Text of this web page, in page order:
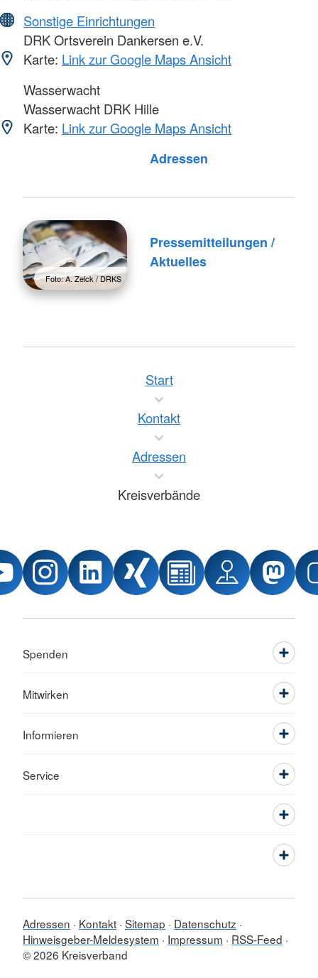
Sonstige Einrichtungen
DRK Ortsverein Dankersen e.V.
Karte: Link zur Google Maps Ansicht
Wasserwacht
Wasserwacht DRK Hille
Karte: Link zur Google Maps Ansicht
Adressen
Foto: A. Zelck / DRKS
Pressemitteilungen /
Aktuelles
Start
Kontakt
Adressen
Kreisverbände
Spenden
Mitwirken
Informieren
Service
Adressen Kontakt Sitemap
Datenschutz
Hinweisgeber-Meldesystem
Impressum
RSS-Feed
© 2026 Kreisverband